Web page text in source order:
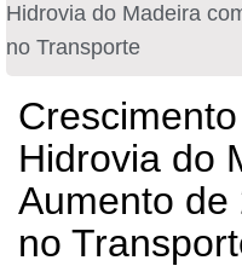
Hidrovia do Madeira
no Transporte
Hidrovia do
Aumento de
no